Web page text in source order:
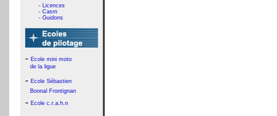
- Licences
- Casm
- Guidons
- Ecole mini moto
de la ligue
- Ecole Sébastien
Bonnal Frontignan
- Ecole c.r.a.h.n